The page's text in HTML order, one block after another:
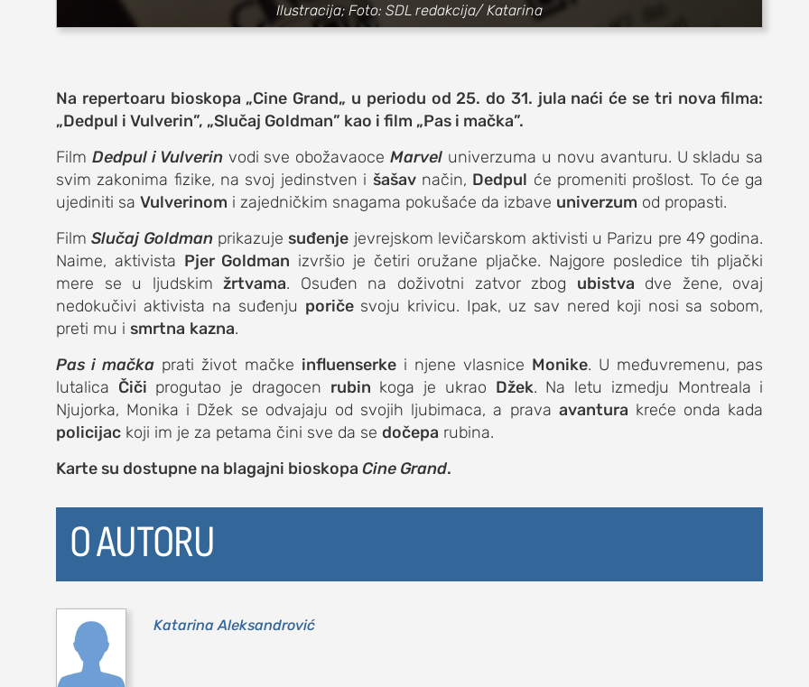
zabava
putovanja
moda i stil
studenti
organizacije
konkursi
fakulteti
zdravlje
it
kolumna
sdl podkast
impresum
Ilustracija; Foto: SDL redakcija/ Katarina
Na repertoaru bioskopa „Cine Grand„ u periodu od 25. do 31. jula naći će se tri nova filma:
„Dedpul i Vulverin”, „Slučaj Goldman” kao i film „Pas i mačka”.
Film Dedpul i Vulverinvodi sve obožavaoceMarvel univerzuma u novu avanturu. U skladu sa
svim zakonima fizike, na svoj jedinstven i šašavnačin, Dedpul će promeniti prošlost. To će ga
ujediniti sa Vulverinom i zajedničkim snagama pokušaće da izbave univerzum od propasti.
FilmSlučaj Goldmanprikazuje suđenje jevrejskom levičarskom aktivisti u Parizu pre 49 godina.
Naime, aktivista Pjer Goldman izvršio je četiri oružane pljačke. Najgore posledice tih pljački
mere se u ljudskimžrtvama. Osuđen na doživotni zatvor zbog ubistva dve žene, ovaj
nedokučivi aktivista na suđenju poričesvoju krivicu. Ipak, uz sav nered koji nosi sa sobom,
preti mu i smrtna kazna.
Pas i mačka prati život mačke influenserkei njene vlasnice Monike. U međuvremenu, pas
lutalica Čiči progutao je dragocen rubin koga je ukrao Džek. Na letu izmedju Montreala i
Njujorka, Monika i Džek se odvajaju od svojih ljubimaca, a prava avantura kreće onda kada
policijac koji im je za petama čini sve da se dočepa rubina.
Karte su dostupne na blagajni bioskopa Cine Grand.
O AUTORU
Katarina Aleksandrović